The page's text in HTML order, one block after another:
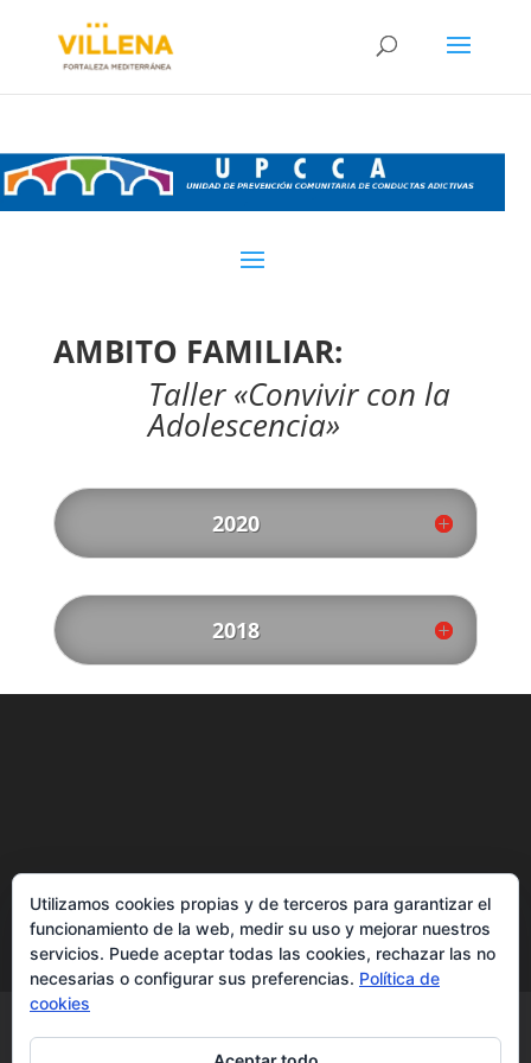
AMBITO FAMILIAR:
Taller «Convivir con la
Adolescencia»
2020
2018
Política de cookies
Accesibilidad
Utilizamos cookies propias y de terceros para garantizar el
funcionamiento de la web, medir su uso y mejorar nuestros
servicios. Puede aceptar todas las cookies, rechazar las no
necesarias o configurar sus preferencias. Política de
cookies